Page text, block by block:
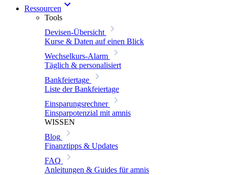
Ressourcen
Tools
Devisen-Übersicht
Kurse & Daten auf einen Blick
Wechselkurs-Alarm
Täglich & personalisiert
Bankfeiertage
Liste der Bankfeiertage
Einsparungsrechner
Einsparpotenzial mit amnis
WISSEN
Blog
Finanztipps & Updates
FAQ
Anleitungen & Guides für amnis